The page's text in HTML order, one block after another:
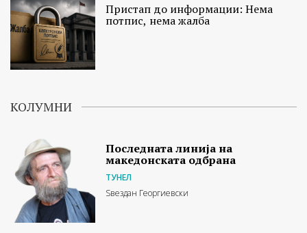
Пристап до информации: Нема
потпис, нема жалба
КОЛУМНИ
Последната линија на
македонската одбрана
ТУНЕЛ
Ѕвездан Георгиевски